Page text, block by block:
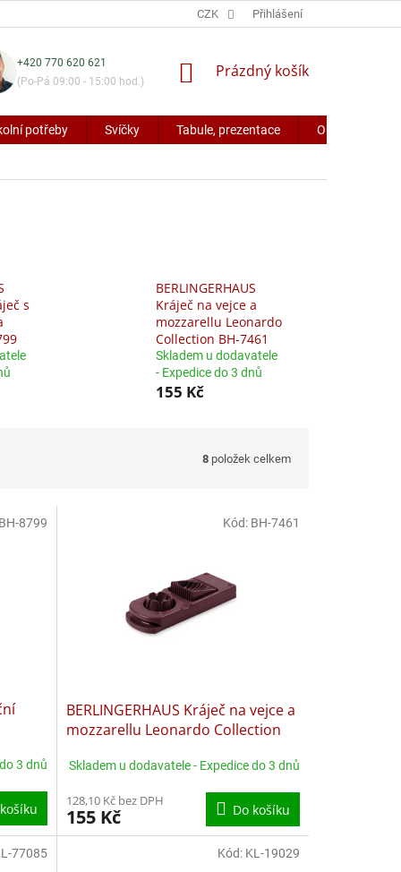
CZK Přihlášení
+420 770 620 621
(Po-Pá 09:00 - 15:00 hod.)
NÁKUPNÍ
Prázdný košík
potřeby Svíčky Tabule, prezentace Obaly a
s
BERLINGERHAUS
Kráječ na vejce a
mozzarellu Leonardo
Collection BH-7461
Skladem u dodavatele
- Expedice do 3 dnů
155 Kč
8 položek celkem
3 dnů
8799
BERLINGERHAUS Kráječ na vejce a
mozzarellu Leonardo Collection
Skladem u dodavatele - Expedice do 3 dnů
128,10 Kč bez DPH
155 Kč Do košíku
Kód: BH-7461
77085 Kód: KL-19029